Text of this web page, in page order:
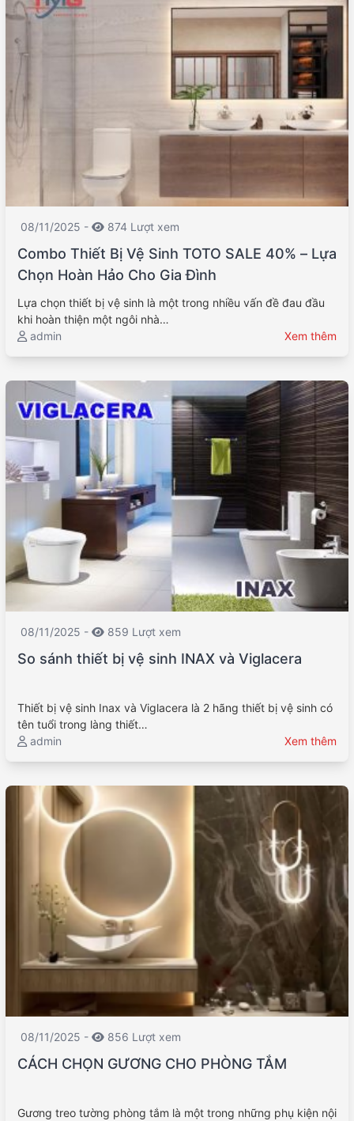
08/11/2025 - 874 Lượt xem
Combo Thiết Bị Vệ Sinh TOTO SALE 40% – Lựa
Chọn Hoàn Hảo Cho Gia Đình
Lựa chọn thiết bị vệ sinh là một trong nhiều vấn đề đau đầu
khi hoàn thiện một ngôi nhà…
admin
Xem thêm
08/11/2025 - 859 Lượt xem
So sánh thiết bị vệ sinh INAX và Viglacera
Thiết bị vệ sinh Inax và Viglacera là 2 hãng thiết bị vệ sinh có
tên tuổi trong làng thiết…
admin
Xem thêm
08/11/2025 - 856 Lượt xem
CÁCH CHỌN GƯƠNG CHO PHÒNG TẮM
Gương treo tường phòng tắm là một trong những phụ kiện nội